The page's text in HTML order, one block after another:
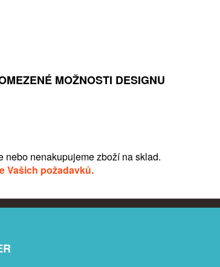
MOŽNOSTI DESIGNU
nenakupujeme zboží na sklad.
Vašich požadavků.